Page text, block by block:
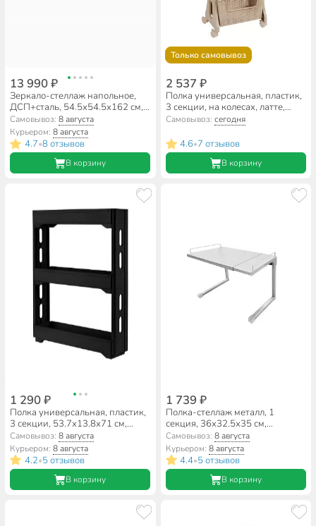
13 990 ₽
Зеркало-стеллаж напольное,
ДСП+сталь, 54.5х54.5х162 см,
коричневое, Songmics, Лофт,
JJC007X01
Самовывоз:8 августа
Курьером:8 августа
4.7•8 отзывов
В корзину
Только самовывоз
2 537 ₽
Полка универсальная, пластик,
3 секции, на колесах, латте,
Violet, Лофт, 770320
Самовывоз: сегодня
4.6•7 отзывов
В корзину
1 290 ₽
Полка универсальная, пластик,
3 секции, 53.7х13.8х71 см,
узкая, Keeplex, Black,
KL383812621
Самовывоз:8 августа
Курьером:8 августа
4.2•5 отзывов
В корзину
1 739 ₽
Полка-стеллаж металл, 1
секция, 36х32.5х35 см,
настольная для СВЧ, белый,
Исток, ЭДМ11, ЭДМ11
Самовывоз: 8 августа
Курьером: 8 августа
4.4•5 отзывов
В корзину